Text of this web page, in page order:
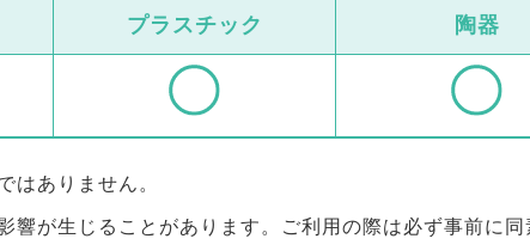
プラスチック 陶器
はありません。
が生じることがあります。ご利用の際は必ず事前に同